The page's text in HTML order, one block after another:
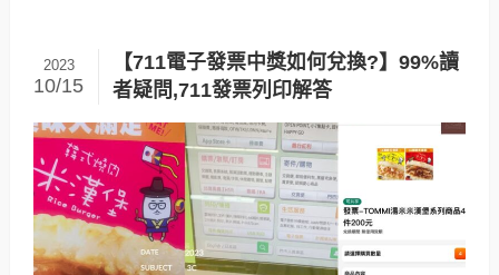
【711電子發票中獎如何兌換?】99%讀
者疑問,711發票列印解答
2023
10/15